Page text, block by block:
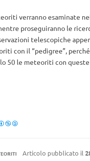
verranno esaminate
proseguiranno le
telescopiche
con il “pedigree”,
50 le meteoriti con
Articolo pubblicato il